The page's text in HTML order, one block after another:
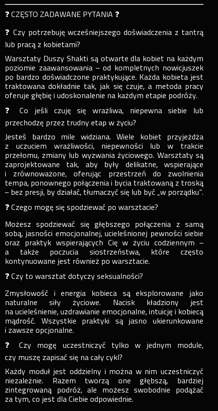
❓ CZĘSTO ZADAWANE PYTANIA ❓
❓ Czy potrzebuję wcześniejszego doświadczenia z tantrą
lub pracą z kobietami?
Warsztaty Duszy Shakti są otwarte dla kobiet na każdym
poziomie zaawansowania – od kompletnych nowicjuszek
po bardzo doświadczone praktykujące. Każda kobieta jest
traktowana dokładnie tak, jak się czuje, a metoda pracy
oferuje głębię i udoskonalenie na każdym etapie podróży.
❓ Co jeśli czuję się wrażliwa, niepewna siebie lub
przechodzę przez trudny etap w życiu?
Jesteś bardzo mile widziana. Wiele kobiet przyjeżdża
z uczuciem wrażliwości, niepewności lub w trakcie
przełomu, zmiany lub wyzwania życiowego. Warsztaty są
zaprojektowane tak, aby były delikatne, wspierające
i zrównoważone, oferując przestrzeń do zwolnienia
tempa, ponownego połączenia i bycia traktowaną z troską
– bez presji, by działać, tłumaczyć się lub być „w porządku”.
❓ Czego mogę się spodziewać po warsztacie?
Możesz spodziewać się głębszego połączenia z samą
sobą, jasności emocjonalnej, ucieleśnionej pewności siebie
oraz praktyk wspierających Cię w życiu codziennym –
a także poczucia siostrzeństwa, które często
kontynuowane jest również po warsztacie.
❓ Czy to warsztat dotyczy seksualności?
Zmysłowość i energia kobieca są eksplorowane jako
naturalne siły życiowe. Nacisk kładziony jest
na ucieleśnienie, uzdrawianie emocjonalne, intuicję i kobiecą
mądrość. Wszystkie praktyki są jasno ukierunkowane
i zawsze opcjonalne.
❓ Czy mogę uczestniczyć tylko w jednym module,
czy muszę zapisać się na cały cykl?
Każdy moduł jest oddzielny i można w nim uczestniczyć
niezależnie. Razem tworzą one głębszą, bardziej
zintegrowaną podróż, ale możesz swobodnie podążać
za tym, co jest dla Ciebie odpowiednie.